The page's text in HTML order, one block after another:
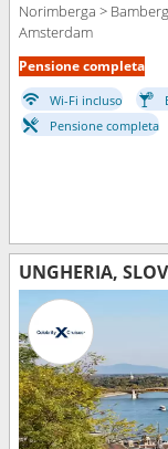
Norimberga >
Amsterdam
Pensione completa
Wi-Fi incluso
Pensione completa
UNGHERIA,